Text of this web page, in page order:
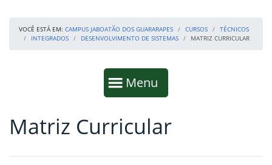
VOCÊ ESTÁ EM: CAMPUS JABOATÃO DOS GUARARAPES CURSOS
TÉCNICOS
INTEGRADOS
DESENVOLVIMENTO DE SISTEMAS MATRIZ CURRICULAR
Mostrar
Menu
Fim da navegação
Início do conteúdo
Matriz Curricular